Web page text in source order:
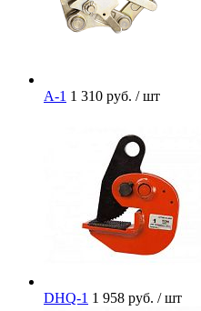
A-1 1 310 руб. / шт
DHQ-1 1 958 руб. / шт